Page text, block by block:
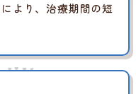
より、治療期間の短